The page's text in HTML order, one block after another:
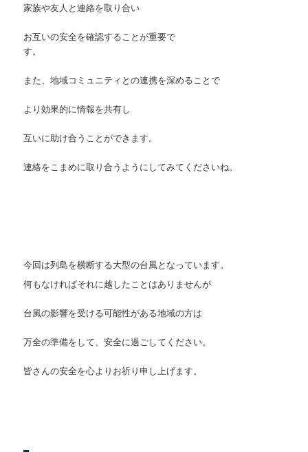
家族や友人と連絡を取り合い
お互いの安全を確認することが重要で
す。
また、地域コミュニティとの連携を深めることで
より効果的に情報を共有し
互いに助け合うことができます。
連絡をこまめに取り合うようにしてみてくださいね。
今回は列島を横断する大型の台風となっています。
何もなければそれに越したことはありませんが
台風の影響を受ける可能性がある地域の方は
万全の準備をして、安全に過ごしてください。
皆さんの安全を心よりお祈り申し上げます。